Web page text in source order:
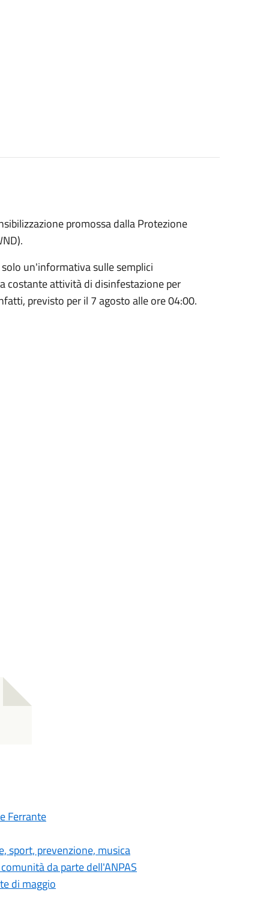
promossa dalla Protezione
un'informativa sulle semplici
costante attività di disinfestazione per
previsto per il 7 agosto alle ore 04:00.
Ferrante
sport, prevenzione, musica
da parte dell'ANPAS
di maggio